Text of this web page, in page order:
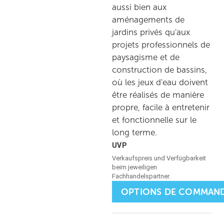
aussi bien aux
aménagements de
jardins privés qu'aux
projets professionnels de
paysagisme et de
construction de bassins,
où les jeux d'eau doivent
être réalisés de manière
propre, facile à entretenir
et fonctionnelle sur le
long terme.
OPTIONS DE